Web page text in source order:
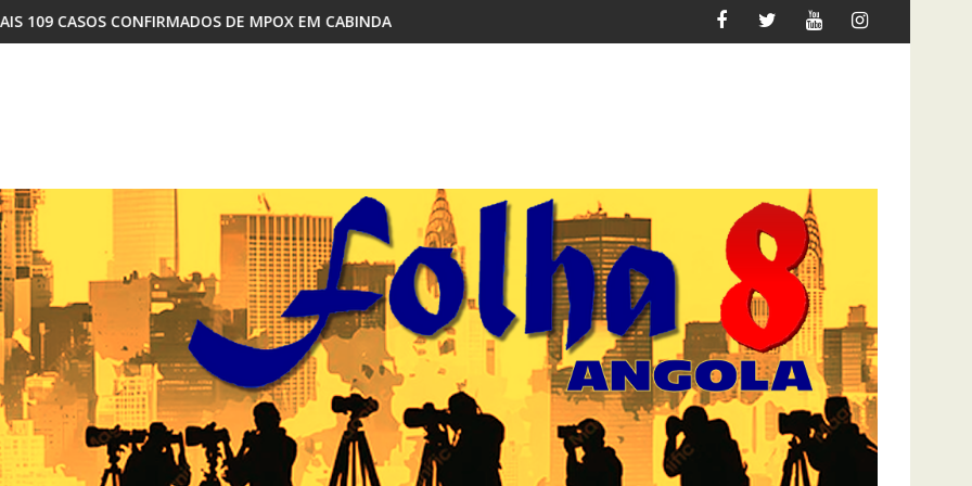
DE MPOX EM CABINDA COMO A DISPUTA INTERNA NO MPLA REDEFINE O JOGO PARA 2027DOCENTES DA ACADEMIA DO EXÉCITO